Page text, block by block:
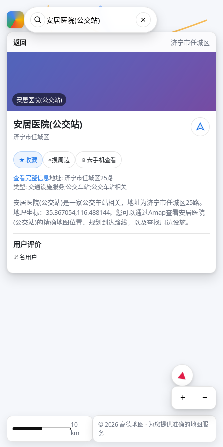
返回 济宁市任城区
安居医院(公交站)
安居医院(公交站)
济宁市任城区
★收藏 ⌖搜周边 📱 去手机查看
查看完整信息地址: 济宁市任城区25路
类型: 交通设施服务;公交车站;公交车站相关
安居医院(公交站)是一家公交车站相关，地址为济宁市任城区25路。
地理坐标：35.367054,116.488144。您可以通过Amap查看安居医院
(公交站)的精确地图位置、规划到达路线，以及查找周边设施。
用户评价
匿名用户
+ −
10
km
© 2026 高德地图 · 为您提供准确的地图服
务